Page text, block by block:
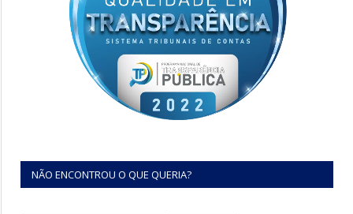
NÃO ENCONTROU O QUE QUERIA?